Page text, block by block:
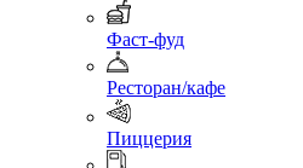
Фаст-фуд
Ресторан/кафе
Пиццерия